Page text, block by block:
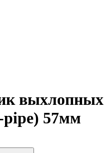
выхлопных
pipe) 57мм